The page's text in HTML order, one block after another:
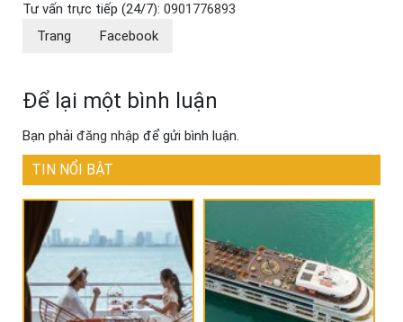
Tư vấn trực tiếp (24/7): 0901776893
Trang
Facebook
Để lại một bình luận
Bạn phải đăng nhập để gửi bình luận.
TIN NỔI BẬT